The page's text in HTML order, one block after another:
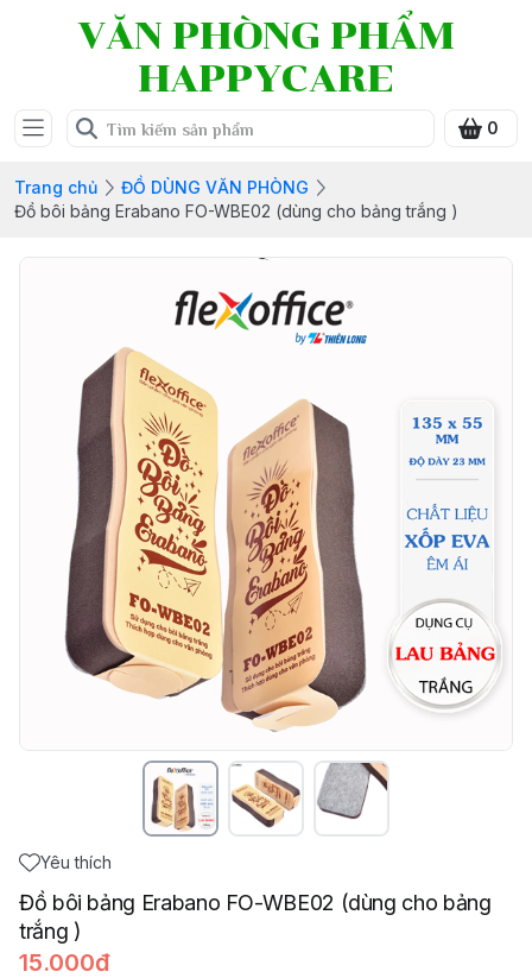
VĂN PHÒNG PHẨM
HAPPYCARE
0
Trang chủ
ĐỒ DÙNG VĂN PHÒNG
Đồ bôi bảng Erabano FO-WBE02 (dùng cho bảng trắng )
Yêu thích
Đồ bôi bảng Erabano FO-WBE02 (dùng cho bảng
trắng )
15.000đ